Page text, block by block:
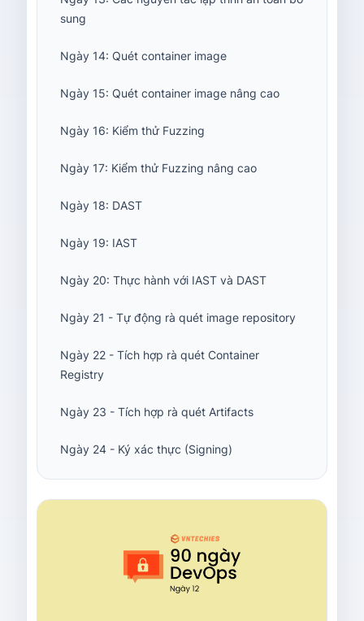
sung
Ngày 14: Quét container image
Ngày 15: Quét container image nâng cao
Ngày 16: Kiểm thử Fuzzing
Ngày 17: Kiểm thử Fuzzing nâng cao
Ngày 18: DAST
Ngày 19: IAST
Ngày 20: Thực hành với IAST và DAST
Ngày 21 - Tự động rà quét image repository
Ngày 22 - Tích hợp rà quét Container
Registry
Ngày 23 - Tích hợp rà quét Artifacts
Ngày 24 - Ký xác thực (Signing)